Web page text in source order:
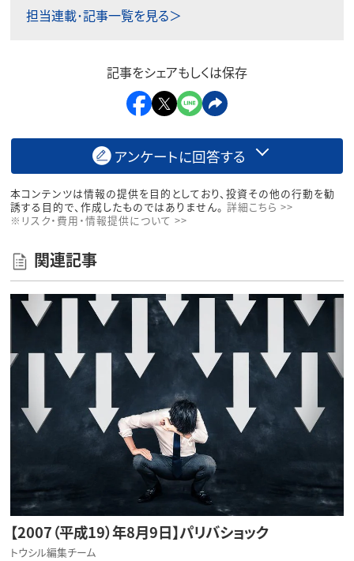
担当連載･記事一覧を見る＞
記事をシェアもしくは保存
アンケートに回答する
本コンテンツは情報の提供を目的としており、投資その他の行動を勧
誘する目的で、作成したものではありません。 詳細こちら >>
※リスク・費用・情報提供について >>
関連記事
【2007（平成19）年8月9日】パリバショック
トウシル編集チーム